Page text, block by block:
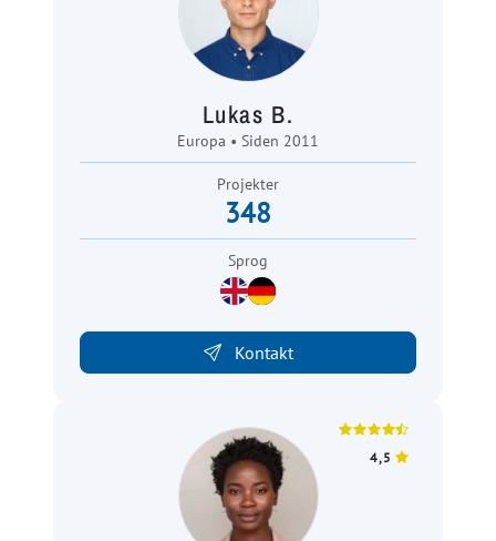
Lukas B.
Europa • Siden 2011
Projekter
348
Sprog
Kontakt
4,5